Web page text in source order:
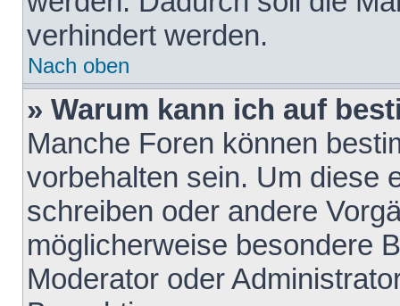
verhindert werden.
Nach oben
» Warum kann ich auf
Manche Foren können
vorbehalten sein. Um diese
schreiben oder andere
möglicherweise besondere
Moderator oder